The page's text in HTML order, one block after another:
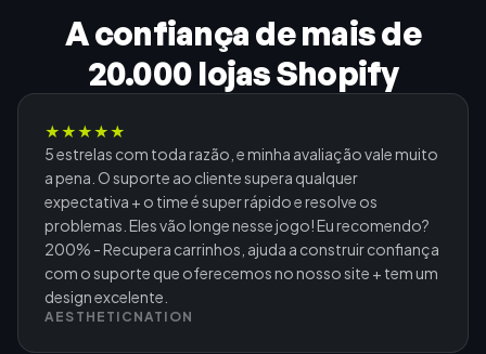
A confiança de mais de
20.000 lojas Shopify
★★★★★
5 estrelas com toda razão, e minha avaliação vale muito
a pena. O suporte ao cliente supera qualquer
expectativa + o time é super rápido e resolve os
problemas. Eles vão longe nesse jogo! Eu recomendo?
200% - Recupera carrinhos, ajuda a construir confiança
com o suporte que oferecemos no nosso site + tem um
design excelente.
AESTHETICNATION